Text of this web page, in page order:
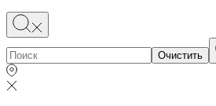
Очистить